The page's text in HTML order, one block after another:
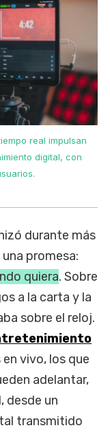
real impulsan
digital, con
durante más
promesa:
quiera. Sobre
a la carta y la
sobre el reloj.
vivo, los que
adelantar,
desde un
transmitido